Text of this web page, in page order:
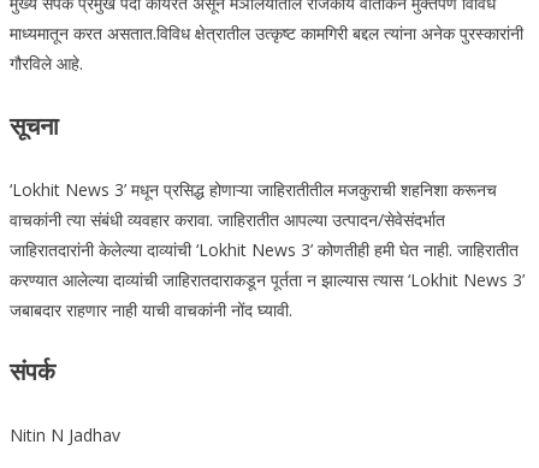
माध्यमातून करत असतात.विविध क्षेत्रातील उत्कृष्ट कामगिरी बद्दल त्यांना अनेक पुरस्कारांनी
गौरविले आहे.
सूचना
‘Lokhit News 3’ मधून प्रसिद्ध होणाऱ्या जाहिरातीतील मजकुराची शहनिशा करूनच
वाचकांनी त्या संबंधी व्यवहार करावा. जाहिरातीत आपल्या उत्पादन/सेवेसंदर्भात
जाहिरातदारांनी केलेल्या दाव्यांची ‘Lokhit News 3’ कोणतीही हमी घेत नाही. जाहिरातीत
करण्यात आलेल्या दाव्यांची जाहिरातदाराकडून पूर्तता न झाल्यास त्यास ‘Lokhit News 3’
जबाबदार राहणार नाही याची वाचकांनी नोंद घ्यावी.
संपर्क
Nitin N Jadhav